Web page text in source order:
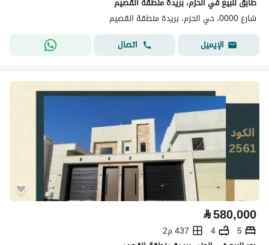
شارع 0000، حي الحزم، بريدة منطقة القصيم
الإيميل
اتصال
⃁580,000
5
4
437 م2